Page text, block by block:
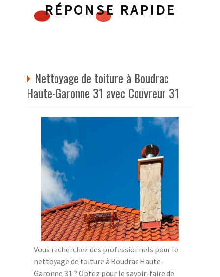
RÉPONSE RAPIDE
Nettoyage de toiture à Boudrac
Haute-Garonne 31 avec Couvreur 31
Vous recherchez des professionnels pour le
nettoyage de toiture à Boudrac Haute-
Garonne 31 ? Optez pour le savoir-faire de